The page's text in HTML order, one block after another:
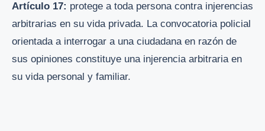
Artículo 17: protege a toda persona contra injerencias
arbitrarias en su vida privada. La convocatoria policial
orientada a interrogar a una ciudadana en razón de
sus opiniones constituye una injerencia arbitraria en
su vida personal y familiar.